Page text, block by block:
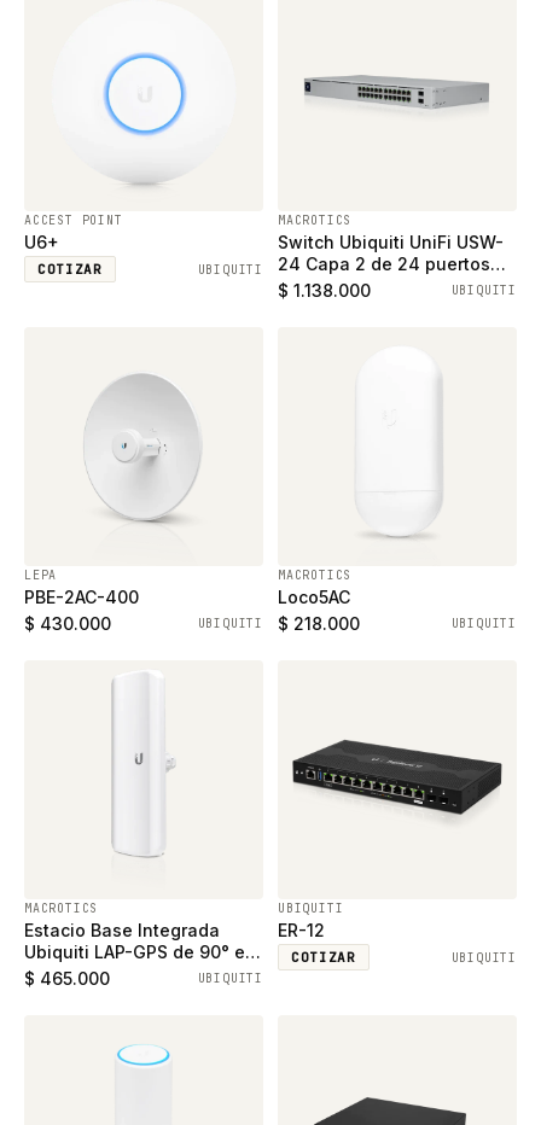
ACCEST POINT
U6+
COTIZAR UBIQUITI
MACROTICS
Switch Ubiquiti UniFi USW-
24 Capa 2 de 24 puertos
ethernet gigabit y 2 puertos
$ 1.138.000 UBIQUITI
LEPA
PBE-2AC-400
$ 430.000
UBIQUITI
MACROTICS
Loco5AC
$ 218.000
UBIQUITI
MACROTICS
Estacio Base Integrada
Ubiquiti LAP-GPS de 90° en
5GHz 17dBi
$ 465.000 UBIQUITI
UBIQUITI
ER-12
COTIZAR UBIQUITI